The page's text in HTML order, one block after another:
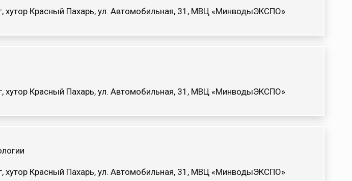
хутор Красный Пахарь, ул. Автомобильная, 31, МВЦ «МинводыЭКСПО»
хутор Красный Пахарь, ул. Автомобильная, 31, МВЦ «МинводыЭКСПО»
хутор Красный Пахарь, ул. Автомобильная, 31, МВЦ «МинводыЭКСПО»